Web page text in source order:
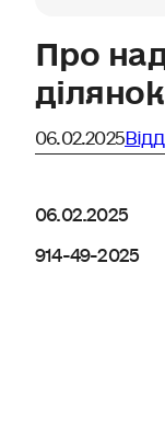
Про
06.02.2025
06.02.2025
914-49-2025